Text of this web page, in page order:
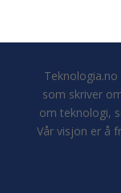
som skriver
om teknologi,
Vår visjon er å